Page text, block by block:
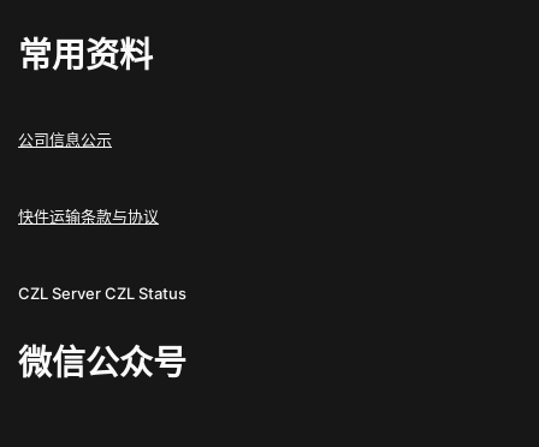
常用资料
公司信息公示
快件运输条款与协议
CZL ServerCZL Status
微信公众号